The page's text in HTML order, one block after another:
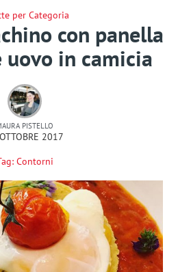
per Categoria
con panella
uovo in camicia
PISTELLO
2017
Contorni